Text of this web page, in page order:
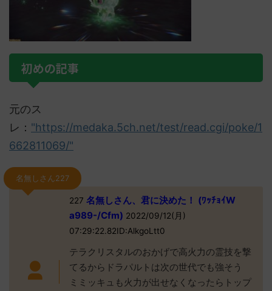
初めの記事
元のス
レ： "https://medaka.5ch.net/test/read.cgi/poke/1
662811069/"
名無しさん227
227 名無しさん、君に決めた！ (ﾜｯﾁｮｲW
a989-/Cfm) 2022/09/12(月)
07:29:22.82ID:AlkgoLtt0
テラクリスタルのおかげで高火力の霊技を撃
てるからドラパルトは次の世代でも強そう
ミミッキュも火力が出せなくなったらトップ